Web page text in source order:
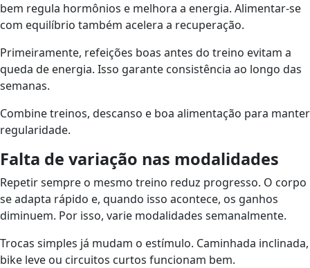
bem regula hormônios e melhora a energia. Alimentar-se
com equilíbrio também acelera a recuperação.
Primeiramente, refeições boas antes do treino evitam a
queda de energia. Isso garante consistência ao longo das
semanas.
Combine treinos, descanso e boa alimentação para manter
regularidade.
Falta de variação nas modalidades
Repetir sempre o mesmo treino reduz progresso. O corpo
se adapta rápido e, quando isso acontece, os ganhos
diminuem. Por isso, varie modalidades semanalmente.
Trocas simples já mudam o estímulo. Caminhada inclinada,
bike leve ou circuitos curtos funcionam bem.